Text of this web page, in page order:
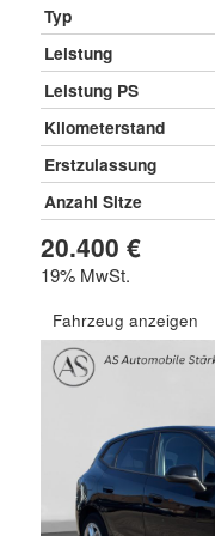
Typ
Leistung
Leistung PS
Kilometerstand
Erstzulassung
Anzahl Sitze
20.400 €
19% MwSt.
Fahrzeug anzeigen